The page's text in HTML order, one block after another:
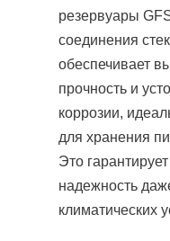
резервуары
соединения
обеспечивает
прочность и
коррозии,
для хранения
Это
надежность
климатических